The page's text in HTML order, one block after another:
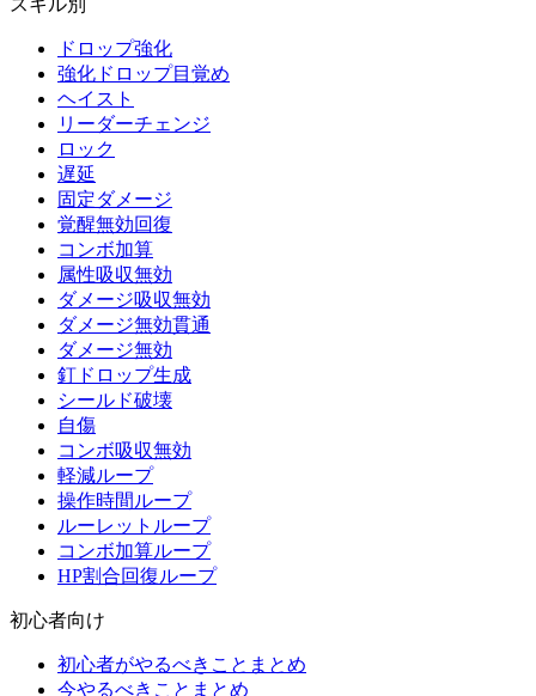
スキル別
ドロップ強化
強化ドロップ目覚め
ヘイスト
リーダーチェンジ
ロック
遅延
固定ダメージ
覚醒無効回復
コンボ加算
属性吸収無効
ダメージ吸収無効
ダメージ無効貫通
ダメージ無効
釘ドロップ生成
シールド破壊
自傷
コンボ吸収無効
軽減ループ
操作時間ループ
ルーレットループ
コンボ加算ループ
HP割合回復ループ
初心者向け
初心者がやるべきことまとめ
今やるべきことまとめ